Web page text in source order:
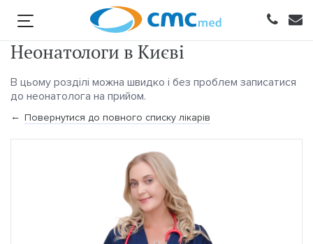
Неонатологи в Києві
В цьому розділі можна швидко і без проблем записатися
до неонатолога на прийом.
Повернутися до повного списку лікарів